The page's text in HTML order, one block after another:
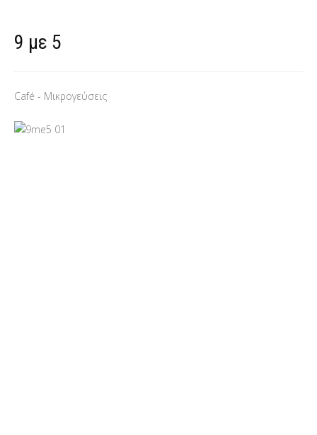
9 με 5
Café - Μικρογεύσεις